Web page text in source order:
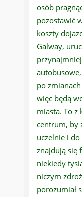
osób
pozostawić
koszty
Galway,
po
więc będą
miasta. To z
centrum, by
uczelnie i
znajdują się
niekiedy
niczym
porozumiał